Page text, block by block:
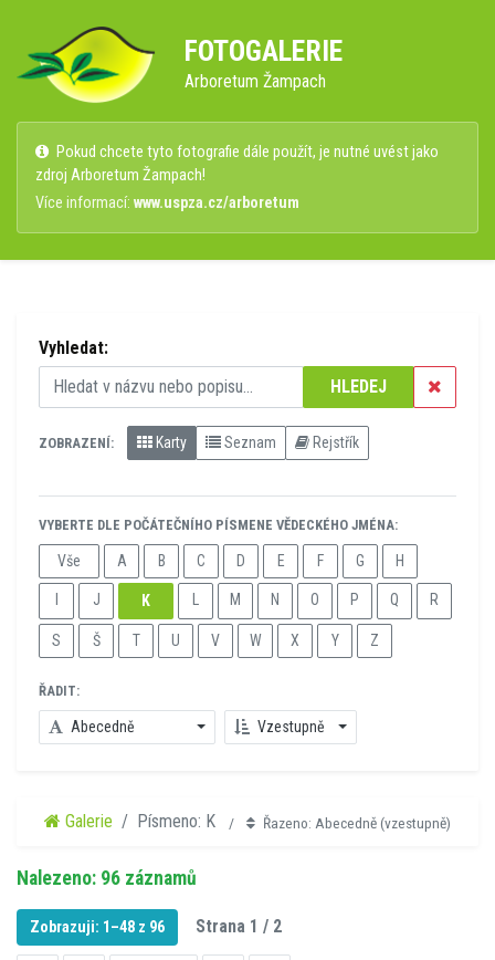
FOTOGALERIE
Arboretum Žampach
Pokud chcete tyto fotografie dále použít, je nutné uvést jako
zdroj Arboretum Žampach!
Více informací: www.uspza.cz/arboretum
Vyhledat:
HLEDEJ
ZOBRAZENÍ: Karty Seznam Rejstřík
VYBERTE DLE POČÁTEČNÍHO PÍSMENE VĚDECKÉHO JMÉNA:
Vše A B C D E F G H
J K M N O P Q R
S Š T U V W X Y Z
ŘADIT:
Abecedně Vzestupně
Galerie Písmeno: K Řazeno: Abecedně (vzestupně)
Nalezeno: 96 záznamů
Zobrazuji: 1–48 z 96 Strana 1 / 2